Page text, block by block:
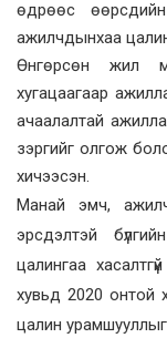
өдрөөс
ажилчдынхаа
Өнгөрсөн жил
хугацаагаар
ачаалалтай
зэргийг олгож
хичээсэн.
Манай эмч,
эрсдэлтэй
цалингаа
хувьд 2020 онтой
цалин урамшууллыг